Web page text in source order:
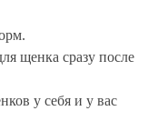
щенка сразу после
у себя и у вас